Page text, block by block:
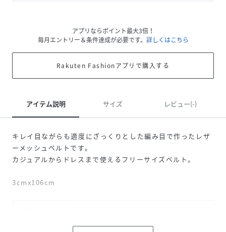
アプリならポイント最大3倍！
毎月エントリー＆条件達成が必要です。 詳しくはこちら
Rakuten Fashionアプリで購入する
アイテム説明 サイズ レビュー(-)
キレイ目ながらも適度にざっくりとした編み目で作ったレザ
ーメッシュベルトです。
カジュアルからドレスまで使えるフリーサイズベルト。
3cmx106cm